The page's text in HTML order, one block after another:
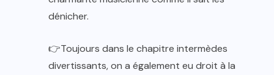
dénicher.
👉Toujours dans le chapitre intermèdes
divertissants, on a également eu droit à la